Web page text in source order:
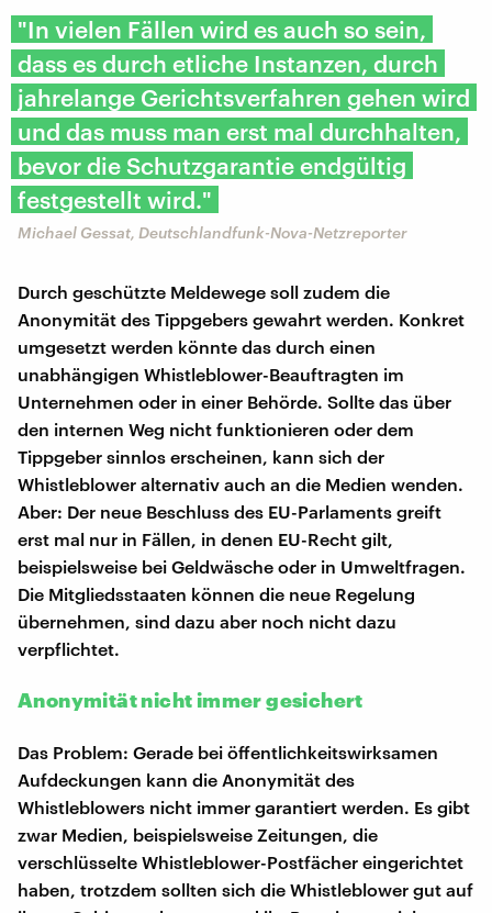
"In vielen Fällen wird es auch so sein,
dass es durch etliche Instanzen, durch
jahrelange Gerichtsverfahren gehen wird
und das muss man erst mal durchhalten,
bevor die Schutzgarantie endgültig
festgestellt wird."
Michael Gessat, Deutschlandfunk-Nova-Netzreporter
Durch geschützte Meldewege soll zudem die
Anonymität des Tippgebers gewahrt werden. Konkret
umgesetzt werden könnte das durch einen
unabhängigen Whistleblower-Beauftragten im
Unternehmen oder in einer Behörde. Sollte das über
den internen Weg nicht funktionieren oder dem
Tippgeber sinnlos erscheinen, kann sich der
Whistleblower alternativ auch an die Medien wenden.
Aber: Der neue Beschluss des EU-Parlaments greift
erst mal nur in Fällen, in denen EU-Recht gilt,
beispielsweise bei Geldwäsche oder in Umweltfragen.
Die Mitgliedsstaaten können die neue Regelung
übernehmen, sind dazu aber noch nicht dazu
verpflichtet.
Anonymität nicht immer gesichert
Das Problem: Gerade bei öffentlichkeitswirksamen
Aufdeckungen kann die Anonymität des
Whistleblowers nicht immer garantiert werden. Es gibt
zwar Medien, beispielsweise Zeitungen, die
verschlüsselte Whistleblower-Postfächer eingerichtet
haben, trotzdem sollten sich die Whistleblower gut auf